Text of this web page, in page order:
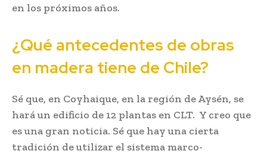
en los próximos años.
¿Qué antecedentes de obras
en madera tiene de Chile?
Sé que, en Coyhaique, en la región de Aysén, se
hará un edificio de 12 plantas en CLT. Y creo que
es una gran noticia. Sé que hay una cierta
tradición de utilizar el sistema marco-